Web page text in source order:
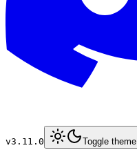
v3.11.0 Toggle theme